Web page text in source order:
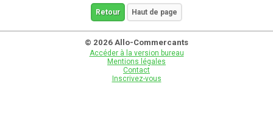
Retour Haut de page
© 2026 Allo-Commercants
Accéder à la version bureau
Mentions légales
Contact
Inscrivez-vous